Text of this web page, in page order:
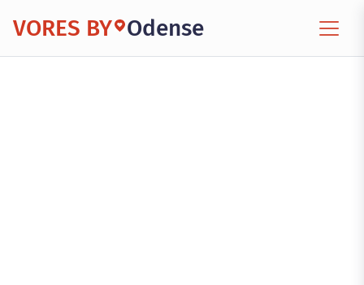
VORES BY Odense